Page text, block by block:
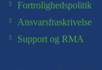
Fortrolighedspolitik
Ansvarsfraskrivelse
Support og RMA